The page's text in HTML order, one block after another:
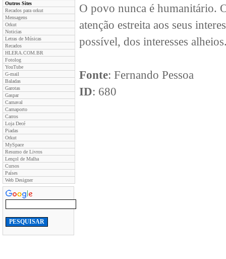
Outros Sites
Recados para orkut
Mensagens
Orkut
Noticias
Letras de Músicas
Recados
HLERA.COM.BR
Fotolog
YouTube
G-mail
Baladas
Garotas
Gaspar
Carnaval
Carnaporto
Carros
Loja Decé
Piadas
Orkut
MySpace
Resumo de Livros
Lençol de Malha
Cursos
Países
Web Designer
O povo nunca é humanitário.
atenção estreita aos seus
possível, dos interesses
Fonte: Fernando Pessoa
ID: 680